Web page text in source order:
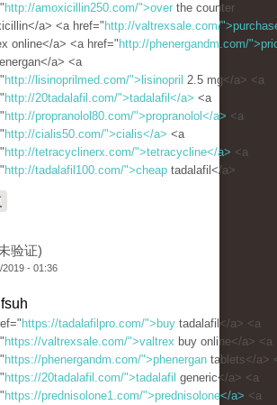
http://amoxicillin250.com/">over the counter
a> <a href=" http://valtrexsale.com/
online</a> <a href=" http://phenergandm.com/
a> <a
http://lisinoprilmed.com/">lisinopril 2.5 mg</a> <a
http://20tadalafil.com/">tadalafil</a> <a
http://propranolol80.com/">propranolol</a> <a
http://cialis50.com/">cialis</a> <a
http://tetracyclinerx.com/">tetracycline</a> <a
http://tadalafil100.com/">cheap tadalafil</a>
验证)
- 01:36
https://tadalafilpro.com/">buy tadalafil</a> <a
https://valtrexsale.com/">valtrex buy online</a> <a
https://phenergandm.com/">phenergan tablets</a>
https://20tadalafil.com/">tadalafil generic</a> <a
https://prednisolone1.com/">prednisolone</a> <a